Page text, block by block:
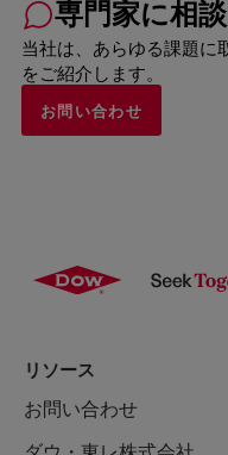
専門家に相談
当社は、あらゆる課題に
をご紹介します。
お問い合わせ
リソース
お問い合わせ